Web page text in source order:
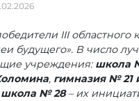
III областного
будущего». В число
учреждения: школа
, гимназия № 21
школа № 28– их